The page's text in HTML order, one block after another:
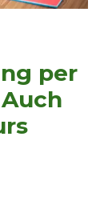
per
uch